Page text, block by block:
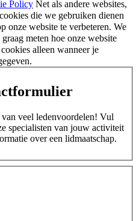
Policy Net als andere websites,
die we gebruiken dienen
onze website te verbeteren. We
meten hoe onze website
alleen wanneer je
veel ledenvoordelen! Vul
specialisten van jouw activiteit
over een lidmaatschap.